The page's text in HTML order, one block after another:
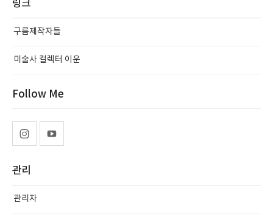
링크
구름제작자들
미술사 컬렉터 이운
Follow Me
관리
관리자